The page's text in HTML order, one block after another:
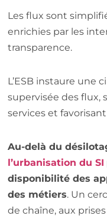
Les flux sont
enrichies par les
transparence.
L’ESB instaure une
supervisée des flux,
services et
Au-delà du
l’urbanisation du SI
disponibilité des
des métiers. Un
de chaîne, aux